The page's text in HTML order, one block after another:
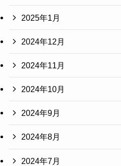
2025年1月
2024年12月
2024年11月
2024年10月
2024年9月
2024年8月
2024年7月